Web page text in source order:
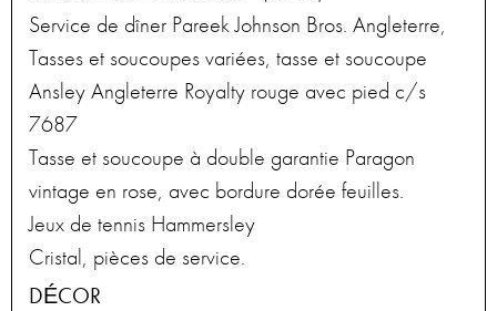
Service de dîner Pareek Johnson Bros. Angleterre,
Tasses et soucoupes variées, tasse et soucoupe
Ansley Angleterre Royalty rouge avec pied c/s
7687
Tasse et soucoupe à double garantie Paragon
vintage en rose, avec bordure dorée feuilles.
Jeux de tennis Hammersley
Cristal, pièces de service.
DÉCOR